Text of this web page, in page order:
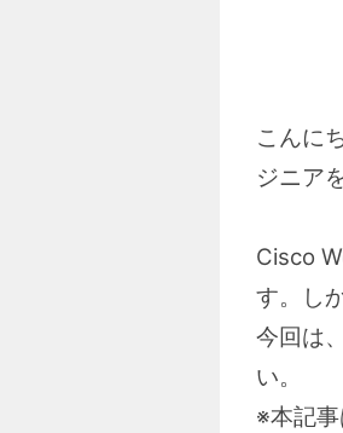
こんに
ジニア
Cisco
す。し
今回は
い。
※本記